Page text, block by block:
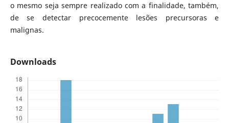
o mesmo seja sempre realizado com a finalidade, também,
de se detectar precocemente lesões precursoras e
malignas.
Downloads